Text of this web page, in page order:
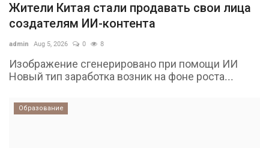
Жители Китая стали продавать свои лица
создателям ИИ-контента
admin Aug 5, 2026 0 8
Изображение сгенерировано при помощи ИИ
Новый тип заработка возник на фоне роста...
Образование